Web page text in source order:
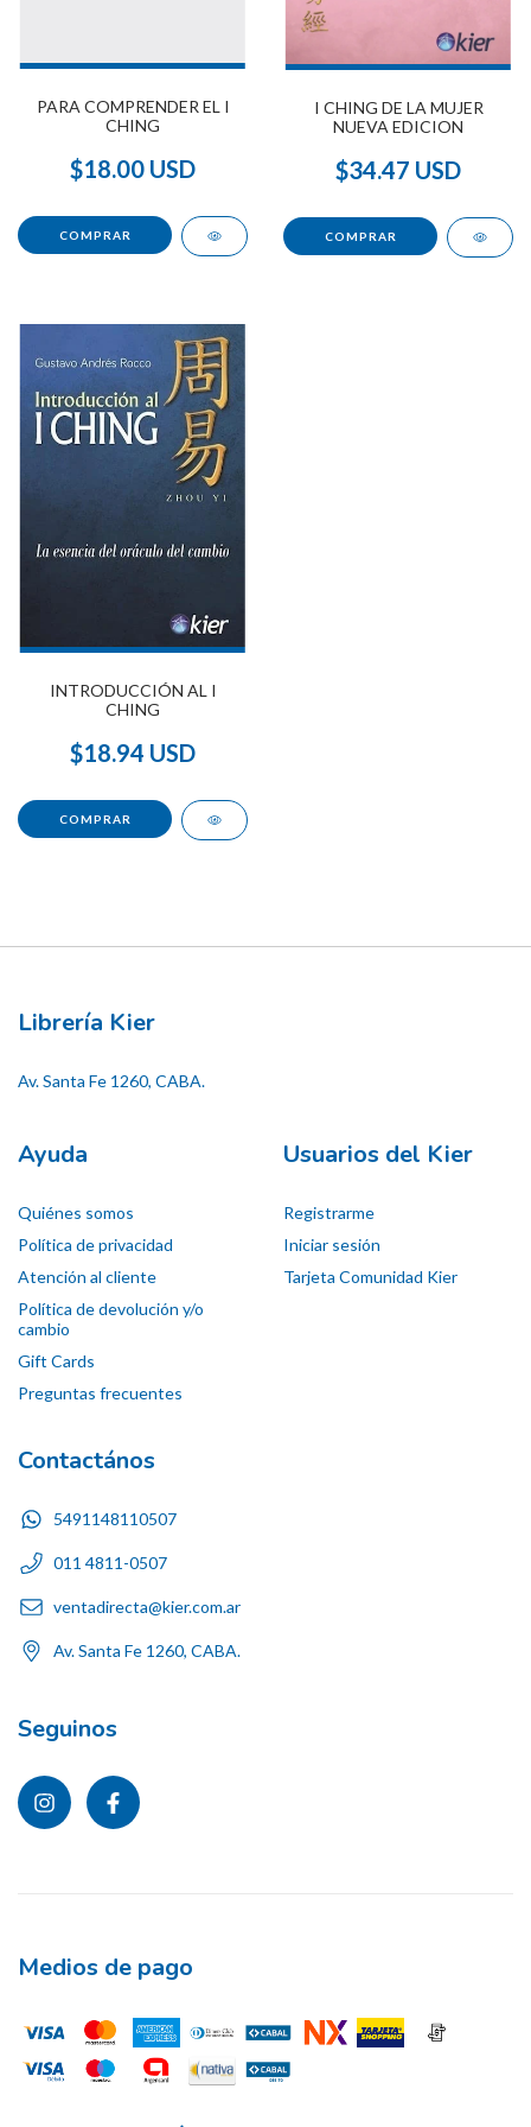
PARA COMPRENDER EL I
CHING
$18.00 USD
I CHING DE LA MUJER
NUEVA EDICION
$34.47 USD
INTRODUCCIÓN AL I
CHING
$18.94 USD
Librería Kier
Av. Santa Fe 1260, CABA.
Ayuda
Quiénes somos
Política de privacidad
Atención al cliente
Política de devolución y/o
cambio
Gift Cards
Preguntas frecuentes
Usuarios del Kier
Registrarme
Iniciar sesión
Tarjeta Comunidad Kier
Contactános
5491148110507
011 4811-0507
ventadirecta@kier.com.ar
Av. Santa Fe 1260, CABA.
Seguinos
Medios de pago